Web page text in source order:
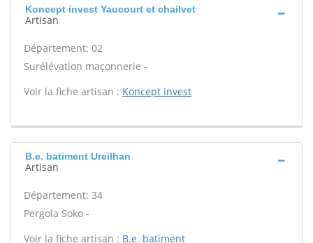
Koncept invest Yaucourt et chailvet
Artisan
Département: 02
Surélévation maçonnerie -
Voir la fiche artisan : Koncept invest
B.e. batiment Ureilhan
Artisan
Département: 34
Pergola Soko -
Voir la fiche artisan : B.e. batiment